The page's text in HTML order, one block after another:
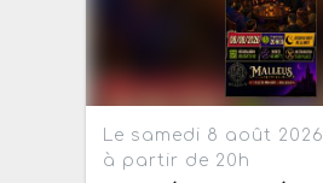
Le samedi 8 août 2026
à partir de 20h